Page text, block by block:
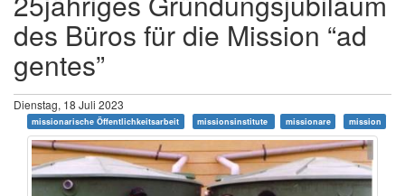
des Büros für die Mission “ad
gentes”
Dienstag, 18 Juli 2023
missionarische Öffentlichkeitsarbeit missionsinstitute missionare mission